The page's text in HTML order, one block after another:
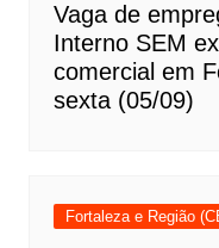
Vaga de
Interno SEM
comercial em
sexta (05/09)
Fortaleza e Região